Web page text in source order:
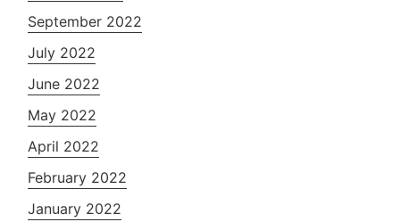
September 2022
July 2022
June 2022
May 2022
April 2022
February 2022
January 2022